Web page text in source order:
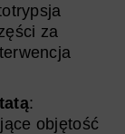
za
:
objętość